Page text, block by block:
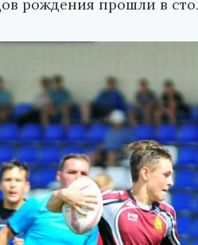
рождения прошли в